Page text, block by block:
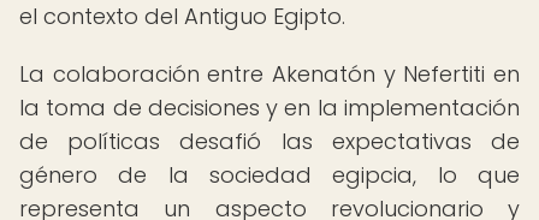
el contexto del Antiguo Egipto.
La colaboración entre Akenatón y Nefertiti en
la toma de decisiones y en la implementación
de políticas desafió las expectativas de
género de la sociedad egipcia, lo que
representa un aspecto revolucionario y